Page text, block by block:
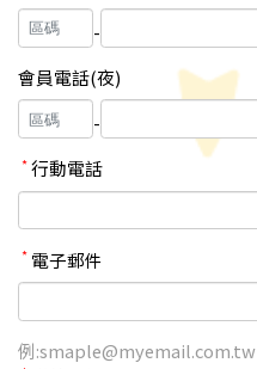
-
會員電話(夜)
-
*行動電話
* 電子郵件
例:smaple@myemail.com.tw